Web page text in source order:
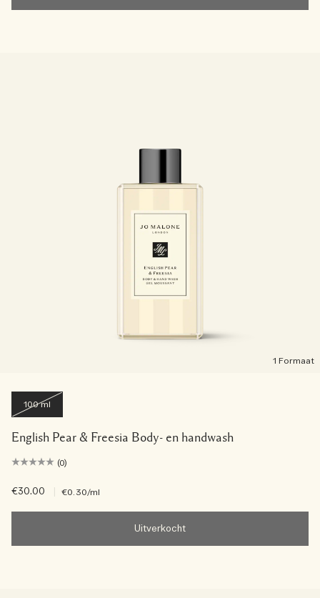
1 Formaat
100 ml
English Pear & Freesia Body- en handwash
(0)
€30.00 €0.30/ml
Uitverkocht